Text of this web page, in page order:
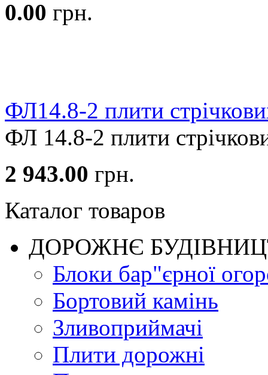
0.00 грн.
ФЛ14.8-2 плити
ФЛ 14.8-2 плити
2 943.00 грн.
Каталог товаров
ДОРОЖНЄ
Блоки бар"єрної
Бортовий камінь
Зливоприймачі
Плити дорожні